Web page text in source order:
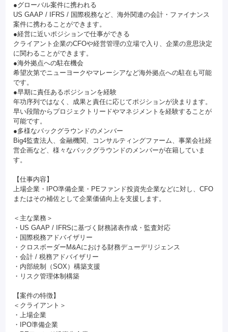
●グローバル案件に携われる
US GAAP / IFRS / 国際税務など、海外関連の会計・ファイナンス
案件に携わることができます。
●経営に近いポジションで仕事ができる
クライアント企業のCFOや経営管理の立場で入り、企業の意思決定
に関わることができます。
●海外拠点への駐在機会
希望次第でニューヨークやマレーシアなど海外拠点への駐在も可能
です。
●早期に責任あるポジションを経験
年功序列ではなく、成果と責任に応じてポジションが決まります。
早い段階からプロジェクトリードやマネジメントを経験することが
可能です。
●多様なバックグラウンドのメンバー
Big4監査法人、金融機関、コンサルティングファーム、事業会社経
営企画など、様々なバックグラウンドのメンバーが在籍していま
す。
【仕事内容】
上場企業・IPO準備企業・PEファンド投資先企業などに対し、CFO
またはその補佐として企業価値向上を支援します。
＜主な業務＞
・US GAAP / IFRSに基づく財務諸表作成・監査対応
・国際税務アドバイザリー
・クロスボーダーM&Aにおける財務デューデリジェンス
・会計 / 税務アドバイザリー
・内部統制（SOX）構築支援
・リスク管理体制構築
【案件の特徴】
＜クライアント＞
・上場企業
・IPO準備企業